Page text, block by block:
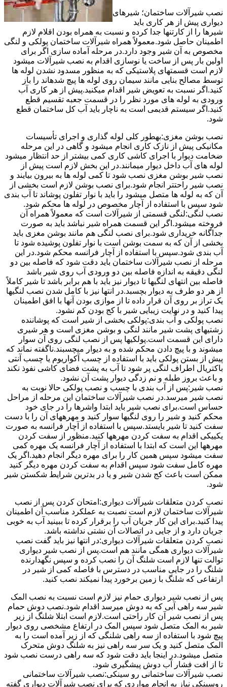
نصب شیرآلات ساختمان؛ شیرهای
دیواری پیش از هر کاری باید
شیرها را از کارتنها جدا کرده و نسبت به همراه بودن اقلام لازم
اطمینان حاصل شود.معمولاً همراه شیرآلات ساختمان پولکی و لنگی
مخصوص به آن شیر وجود دارد.در مرحله آماده سازی اگر برای
اولین بار پس از ساخت یا نوسازی اقدام به نصب شیرآلات میشود
لازم است قسمتهای پلاستیکی که به منظور مسدود نشدن لوله ها
توسط مصالح بنایی مانند سیمان روی لوله ها پیچ شدهاند را باز
کنید.اگر نسبت به تعویض شیر اقدام میکنید.پیش از هر کاری آب
ورودی به لوله های مورد نظر را در قسمت جعبه تقسیم قطع
کنید.اگر سیستم قدیمی است به ناچار باید آب کل ساختمان قطع
شود.
نصب بوشن مغزی:بهطور کلی لوله گذاری و اجرای تأسیسات
مکانیکی پیش از نازک کاری انجام میشود و گاهی در این مرحله
ضخامت دیوار با اجرای کاشی کاری کمی بیشتر از حد انتظار میشود
لوله های آب داخل دیوار میمانند.در این بخش لازم است پیش از
نصب شیر بوشن مغزی نصب شود تا کمی لوله ها به بیرون بیایند و
نصب شیر راحتتر انجام شود.برای نصب بوشن لازم است بخشی از
آن که به لوله ها متصل میشود را باید با نوار تفلون پوشاند تا آب بندی
شود سپس با استفاده از آچار مخصوص در لوله ها محکم شود.
نصب لنگی:لنگی قسمتی از شیرآلات است که معمولاً همراه آن
فروخته میشود.اگر این قسمت همراه شیر نباشد باید به صورت
جداگانه خریداری شود.برای نصب لنگی هم مانند بوشن مغزی باید
بخشی از آن که به سمت بوشن است با نوار تفلون پوشیده شود تا
آب بندی شود.سپس با استفاده از آچار فرانسه محکم شود.در این
مرحله از نصب شیرآلات ساختمان باید دقت شود که فاصله بین دو
لنگی دقیقه به اندازه فاصله بین دو ورودی آب روی شیر باشد
فاصله بین انتهای لنگیها تا دیوار نیز باید با هم برابر باشد تا شیر کاملاً
از هر دو طرف به دیوار بچسبد.در انتها نیز با کامل شدن نصب لنگیها
یک تراز بر روی آن قرار داده تا از موازی بودن آنها با افق اطمینان
پیدا کنید و در نهایت زیبایی شیر با کج بودن کم نشود.
نصب پولکی و آب بندی:پولکی بخشی از شیر است که پوشاننده
زشتیهای پشت شیر مانند لنگی و بوشن مغزی است و هر شیری
دارای این قسمت است.پولکیها پس از نصب لنگی روی آن سوار
میشوند و با پیچ دادن محکم شده و به دیوار میچسبند.ناگفته نماند که
پیش از بستن پولکی باید با استفاده از چسب آکواریوم یا چسب آنتی
باکتریال اطراف لنگی پر شود تا آب به پشت فضای کاشی نفوذ نکند
و باعث بروز طبله و نم زدگی دیوار پشت آن نشود.
نصب شیر:پس از آب بندی با چسب و نصب پولکی حالا نوبت به
نصب شیر میرسد.در نصب شیرآلات ساختمان این مرحله از مراحل
حساس است.برای نصب شیر باید ابتدا واشرها را در جای خود
محکم کنید و شیر را روی لنگیها سوار کنید و مهرههای آن را با دست
سفت کنید تا شیر بایستد.سپس با استفاده از آچار فرانسه به صورت
یکییکی اقدام به سفت کردن مهرهها کنید.منظور از سفت کردن
مهرهها این است که ابتدا با استفاده از آچار فرانسه یک مهره کمی
سفت میشود سپس همین کار را برای مهره دیگر انجام دهید.اگر یک
مهره کامل سفت شود سپس اقدام به سفت کردن مهره دیگر کنید
ممکن است باعث کج شدن شیر و یا در بدترین شرایط شکستن شیر
شود.
نصب کردن متعلقات شیرآلات دیواری:امتحان کردن پس از نصب
شیرآلات ساختمان لازم است نصبت به عملکرد مناسب آن اطمینان
پیدا کنید.برای این کار جریان آب را برقرار کرده تا ببینید آب به خوبی
جریان دارد و از جایی در اتصالات آن نشتی نداشته باشد.
نصب کردن متعلقات شیرآلات دیواری:در انتها نیز باید گفت نصب
شیرآلات دیواری همگی مانند هم است.پس از نصب شیر دیواری
توالت تنها لازم است شلنگ آن را نصب کرده و سپس نگهدارنده
شلنگ را در جایی مناسب در دسترس با فاصله کمی از شیر در
ارتفاعی که شلنگ با زمین برخورد پیدا نمیکند نصب کنید.
پس از نصب شیر دیواری حمام نیز لازم است نسبت به نصب المک
شیر سه راهی آبی که به دوش میرسد اقدام شود.نصب دوش حمام
پس از نصب شیر آن کار راحتی است.لازم است ابتلا شلنگ از زیر
شیر به المک متصل شود سپس المک در ارتفاع مشخصی روی دیوار
پیچ شود با استفاده از سه راهی شلنگی که از زیر آمده است را به
المک متصل کنید و یک سر سه راهی نیز به شلنگ دوش متحرک
متصل میشود.در اینجا باید دقت شود که سه راهی درست نصب شود
تا از افت فشار آب دوش پیشگیری شود.
نصب شیرآلات ساختمانی رو سینکی:نصب شیرآلات ساختمانی
روسینکی نیاز به انجام مواردی که برای نصب شیرآلات دیواری گفته